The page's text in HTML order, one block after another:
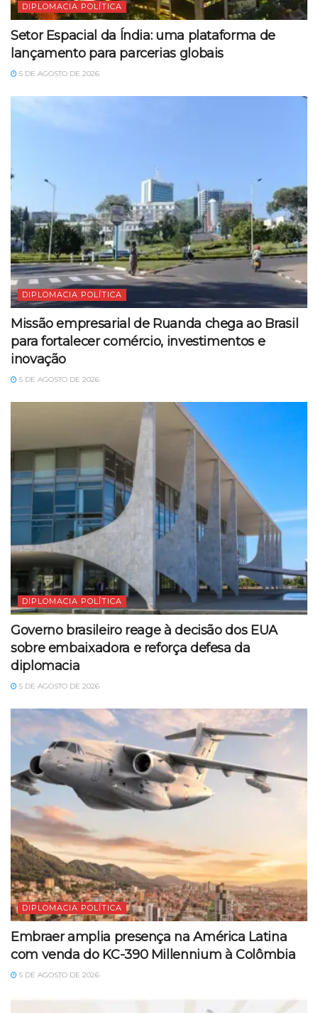
DIPLOMACIA POLÍTICA
Setor Espacial da Índia: uma plataforma de
lançamento para parcerias globais
5 DE AGOSTO DE 2026
DIPLOMACIA POLÍTICA
Missão empresarial de Ruanda chega ao Brasil
para fortalecer comércio, investimentos e
inovação
5 DE AGOSTO DE 2026
DIPLOMACIA POLÍTICA
Governo brasileiro reage à decisão dos EUA
sobre embaixadora e reforça defesa da
diplomacia
5 DE AGOSTO DE 2026
DIPLOMACIA POLÍTICA
Embraer amplia presença na América Latina
com venda do KC-390 Millennium à Colômbia
5 DE AGOSTO DE 2026